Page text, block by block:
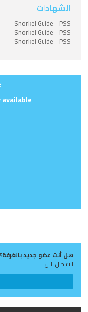
الشهادات
Snorkel Guide - PSS
Snorkel Guide - PSS
Snorkel Guide - PSS
available
هل أنت عضو جديد بالغرفة؟
التسجيل الآن!